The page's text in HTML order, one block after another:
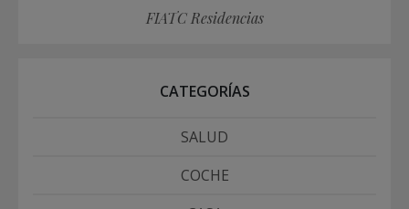
FIATC Residencias
CATEGORÍAS
SALUD
COCHE